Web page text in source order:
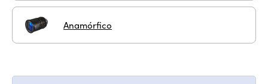
Anamórfico